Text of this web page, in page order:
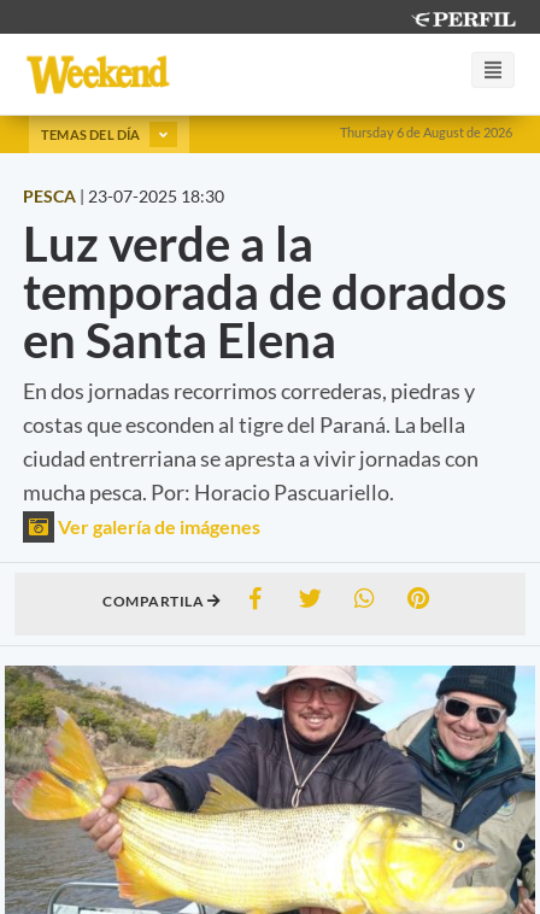
Thursday 6 de August de 2026
TEMAS DEL DÍA
PESCA | 23-07-2025 18:30
Luz verde a la
temporada de dorados
en Santa Elena
En dos jornadas recorrimos correderas, piedras y
costas que esconden al tigre del Paraná. La bella
ciudad entrerriana se apresta a vivir jornadas con
mucha pesca. Por: Horacio Pascuariello.
Ver galería de imágenes
COMPARTILA